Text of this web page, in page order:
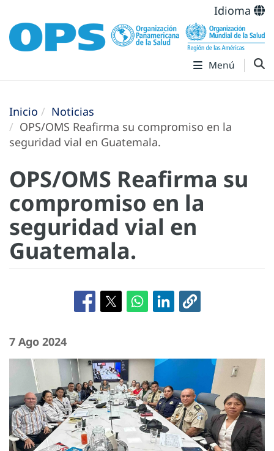
Idioma
Menú
Inicio
Noticias
OPS/OMS Reafirma su compromiso en la
seguridad vial en Guatemala.
OPS/OMS Reafirma su
compromiso en la
seguridad vial en
Guatemala.
7 Ago 2024